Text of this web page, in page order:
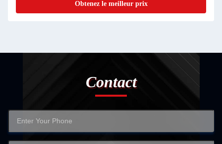
Obtenez le meilleur prix
Contact